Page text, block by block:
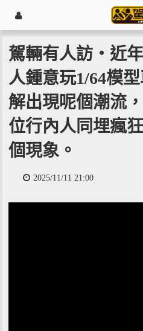
駕輛有人訪・近
人鍾意玩1/64模
解出現呢個潮流
位行內人同埋瘋
個現象。
2025/11/11 21:00